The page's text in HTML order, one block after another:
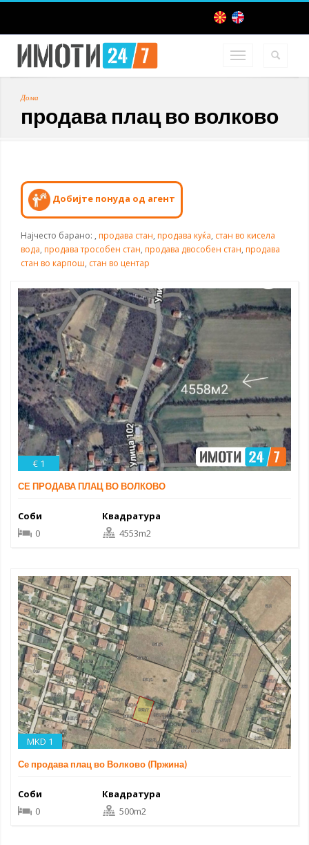
Дома
продава плац во волково
Добијте понуда од агент
Најчесто барано: , продава стан, продава куќа, стан во кисела
вода, продава трособен стан, продава двособен стан, продава
стан во карпош, стан во центар
€ 1
СЕ ПРОДАВА ПЛАЦ ВО ВОЛКОВО
Соби
0
Квадратура
4553m2
MKD 1
Се продава плац во Волково (Пржина)
Соби
0
Квадратура
500m2